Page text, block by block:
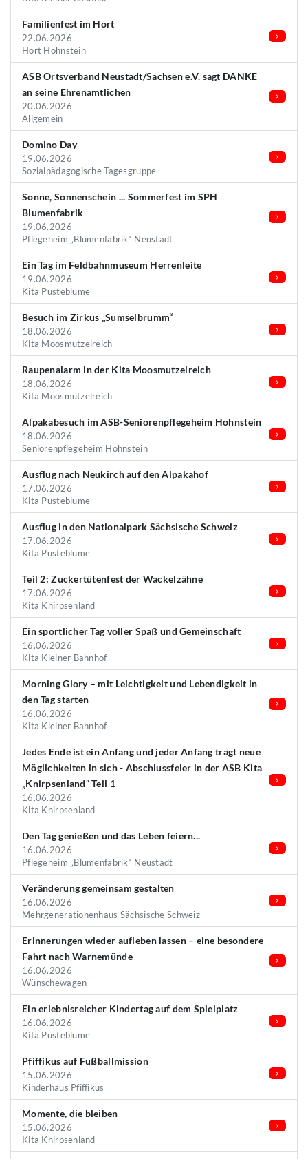
Familienfest im Hort
22.06.2026
Hort Hohnstein
ASB Ortsverband Neustadt/Sachsen e.V. sagt DANKE
an seine Ehrenamtlichen
20.06.2026
Allgemein
Domino Day
19.06.2026
Sozialpädagogische Tagesgruppe
Sonne, Sonnenschein ... Sommerfest im SPH
Blumenfabrik
19.06.2026
Pflegeheim „Blumenfabrik“ Neustadt
Ein Tag im Feldbahnmuseum Herrenleite
19.06.2026
Kita Pusteblume
Besuch im Zirkus „Sumselbrumm“
18.06.2026
Kita Moosmutzelreich
Raupenalarm in der Kita Moosmutzelreich
18.06.2026
Kita Moosmutzelreich
Alpakabesuch im ASB-Seniorenpflegeheim Hohnstein
18.06.2026
Seniorenpflegeheim Hohnstein
Ausflug nach Neukirch auf den Alpakahof
17.06.2026
Kita Pusteblume
Ausflug in den Nationalpark Sächsische Schweiz
17.06.2026
Kita Pusteblume
Teil 2: Zuckertütenfest der Wackelzähne
17.06.2026
Kita Knirpsenland
Ein sportlicher Tag voller Spaß und Gemeinschaft
16.06.2026
Kita Kleiner Bahnhof
Morning Glory – mit Leichtigkeit und Lebendigkeit in
den Tag starten
16.06.2026
Kita Kleiner Bahnhof
Jedes Ende ist ein Anfang und jeder Anfang trägt neue
Möglichkeiten in sich - Abschlussfeier in der ASB Kita
„Knirpsenland“ Teil 1
16.06.2026
Kita Knirpsenland
Den Tag genießen und das Leben feiern...
16.06.2026
Pflegeheim „Blumenfabrik“ Neustadt
Veränderung gemeinsam gestalten
16.06.2026
Mehrgenerationenhaus Sächsische Schweiz
Erinnerungen wieder aufleben lassen – eine besondere
Fahrt nach Warnemünde
16.06.2026
Wünschewagen
Ein erlebnisreicher Kindertag auf dem Spielplatz
16.06.2026
Kita Pusteblume
Pfiffikus auf Fußballmission
15.06.2026
Kinderhaus Pfiffikus
Momente, die bleiben
15.06.2026
Kita Knirpsenland